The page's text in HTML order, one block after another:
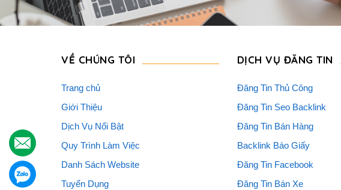
VỀ CHÚNG TÔI
Trang chủ
Giới Thiệu
Dịch Vụ Nổi Bật
Quy Trình Làm Việc
Danh Sách Website
Tuyển Dụng
DỊCH VỤ ĐĂNG TIN
Đăng Tin Thủ Công
Đăng Tin Seo Backlink
Đăng Tin Bán Hàng
Backlink Báo Giấy
Đăng Tin Facebook
Đăng Tin Bán Xe
.
.